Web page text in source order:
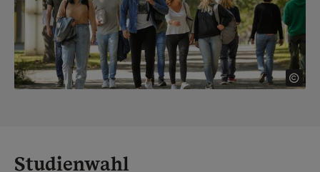
Studienwahl